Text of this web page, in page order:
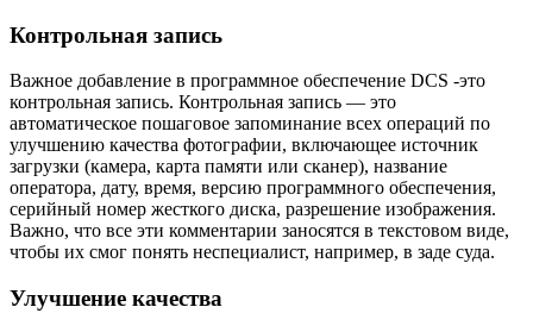
Контрольная запись
Важное добавление в программное обеспечение DCS -это
контрольная запись. Контрольная запись — это
автоматическое пошаговое запоминание всех операций по
улучшению качества фотографии, включающее источник
загрузки (камера, карта памяти или сканер), название
оператора, дату, время, версию программного обеспечения,
серийный номер жесткого диска, разрешение изображения.
Важно, что все эти комментарии заносятся в текстовом виде,
чтобы их смог понять неспециалист, например, в заде суда.
Улучшение качества